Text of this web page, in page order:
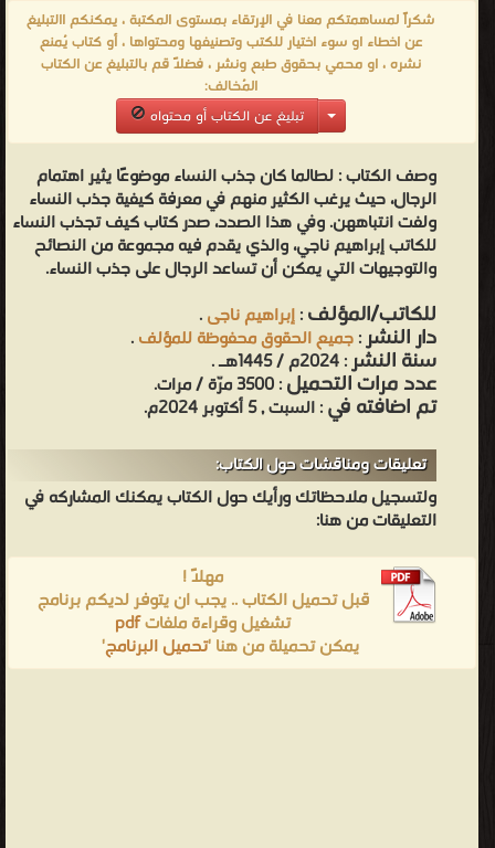
كتب إبراهيم ناجى ❝ ❞ وراء الغمام ❝ ❞ ليالى القاهرة ❝ ❞ فى معبد الليل
❝ الناشرين : ❞ دار الشروق للنشر والتوزيع: مصر - لبنان ❝ ❞ مؤسسة
هنداوي للتعليم والثقافة ❝ ❞ المجلس الوطني للثقافة والفنون والآداب
❝ ❞ دار العودة ❝ ❞ مشروع كلمة - كلمات للترجمة والنشر ❝ ❱
من كتب متنوعة - مكتبة الكتب والموسوعات العامة.
شكراً لمساهمتكم معنا في الإرتقاء بمستوى المكتبة ، يمكنكم االتبليغ
عن اخطاء او سوء اختيار للكتب وتصنيفها ومحتواها ، أو كتاب يُمنع
نشره ، او محمي بحقوق طبع ونشر ، فضلاً قم بالتبليغ عن الكتاب
المُخالف:
تبليغ عن الكتاب أو محتواه
وصف الكتاب :لطالما كان جذب النساء موضوعًا يثير اهتمام
الرجال، حيث يرغب الكثير منهم في معرفة كيفية جذب النساء
ولفت انتباههن. وفي هذا الصدد، صدر كتاب كيف تجذب النساء
للكاتب إبراهيم ناجي، والذي يقدم فيه مجموعة من النصائح
والتوجيهات التي يمكن أن تساعد الرجال على جذب النساء.
للكاتب/المؤلف:إبراهيم ناجى.
دار النشر:جميع الحقوق محفوظة للمؤلف.
سنة النشر: 2024م / 1445هـ .
عدد مرات التحميل: 3500 مرّة / مرات.
تم اضافته في: السبت , 5 أكتوبر 2024م.
تعليقات ومناقشات حول الكتاب:
ولتسجيل ملاحظاتك ورأيك حول الكتاب يمكنك المشاركه في
التعليقات من هنا:
مهلاً !
قبل تحميل الكتاب .. يجب ان يتوفر لديكم برنامج
تشغيل وقراءة ملفاتpdf
يمكن تحميلة من هنا 'تحميل البرنامج'